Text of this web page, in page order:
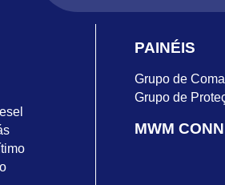
PAINÉIS
Grupo de
Grupo de
MWM